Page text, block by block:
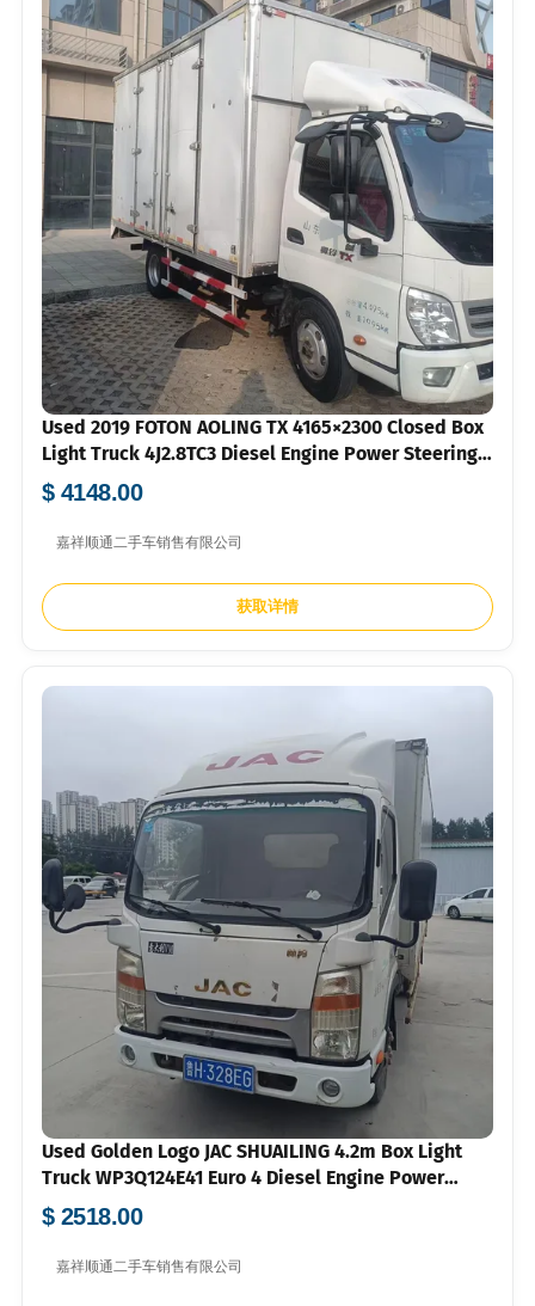
Used 2019 FOTON AOLING TX 4165×2300 Closed Box
Light Truck 4J2.8TC3 Diesel Engine Power Steering
Air Brake For Express Fresh Goods Urban Logistics
Bulk Export FOB USD Price Available
$ 4148.00
嘉祥顺通二手车销售有限公司
获取详情
Used Golden Logo JAC SHUAILING 4.2m Box Light
Truck WP3Q124E41 Euro 4 Diesel Engine Power
Steering Air Conditioner 700R16 Tyres For City Fresh
Goods Express Logistics Distribution Bulk Export
FOB USD Price Available
$ 2518.00
嘉祥顺通二手车销售有限公司